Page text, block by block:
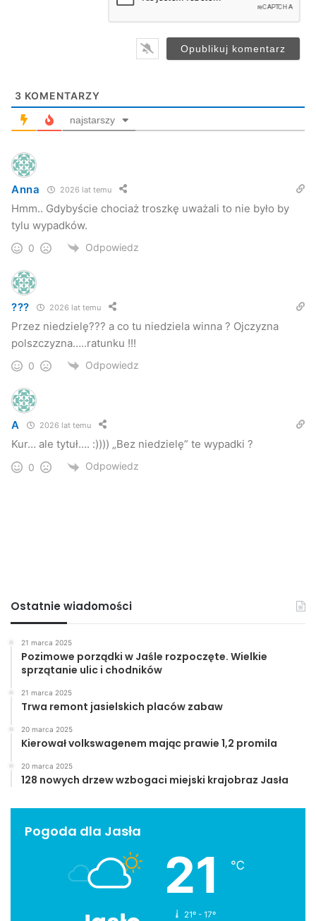
3 KOMENTARZY
najstarszy
Anna 2026 lat temu
Hmm.. Gdybyście chociaż troszkę uważali to nie było by
tylu wypadków.
0 Odpowiedz
??? 2026 lat temu
Przez niedzielę??? a co tu niedziela winna ? Ojczyzna
polszczyzna…..ratunku !!!
0 Odpowiedz
A 2026 lat temu
Kur… ale tytuł…. :)))) „Bez niedzielę” te wypadki ?
0 Odpowiedz
Ostatnie wiadomości
21 marca 2025
Pozimowe porządki w Jaśle rozpoczęte. Wielkie
sprzątanie ulic i chodników
21 marca 2025
Trwa remont jasielskich placów zabaw
20 marca 2025
Kierował volkswagenem mając prawie 1,2 promila
20 marca 2025
128 nowych drzew wzbogaci miejski krajobraz Jasła
Pogoda dla Jasła
21 ℃
21º - 17º